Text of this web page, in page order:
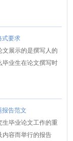
式要求
展示的是撰写人的
毕业生在论文撰写时
报告范文
生毕业论文工作的重
内容而举行的报告